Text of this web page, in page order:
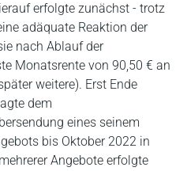
erfolgte zunächst - trotz
adäquate Reaktion der
nach Ablauf der
Monatsrente von 90,50 € an
weitere). Erst Ende
dem
eines seinem
bis Oktober 2022 in
Angebote erfolgte